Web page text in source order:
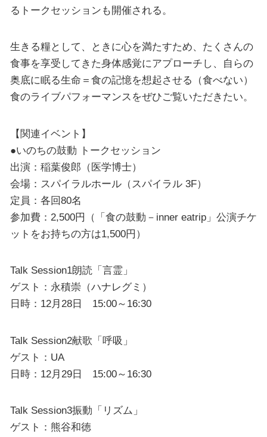
るトークセッションも開催される。
生きる糧として、ときに心を満たすため、たくさんの
食事を享受してきた身体感覚にアプローチし、自らの
奥底に眠る生命＝食の記憶を想起させる（食べない）
食のライブパフォーマンスをぜひご覧いただきたい。
【関連イベント】
●いのちの鼓動 トークセッション
出演：稲葉俊郎（医学博士）
会場：スパイラルホール（スパイラル 3F）
定員：各回80名
参加費：2,500円（「食の鼓動－inner eatrip」公演チケ
ットをお持ちの方は1,500円）
Talk Session1朗読「言霊」
ゲスト：永積崇（ハナレグミ）
日時：12月28日 15:00～16:30
Talk Session2献歌「呼吸」
ゲスト：UA
日時：12月29日 15:00～16:30
Talk Session3振動「リズム」
ゲスト：熊谷和徳